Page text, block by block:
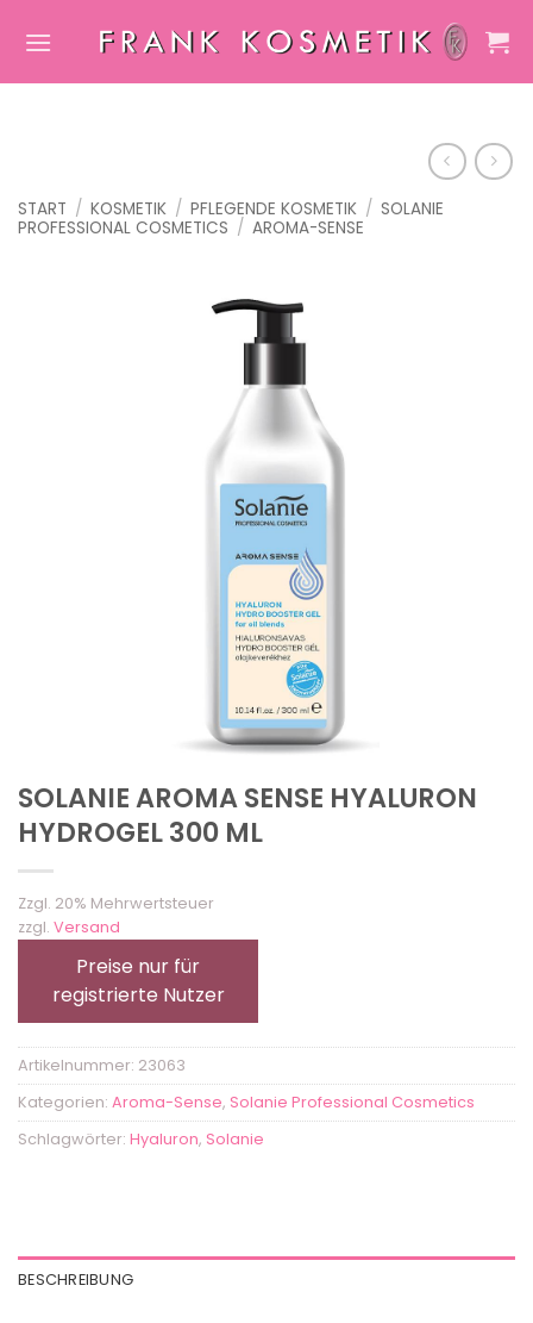
Inhalt
START / KOSMETIK / PFLEGENDE KOSMETIK / SOLANIE
PROFESSIONAL COSMETICS / AROMA-SENSE
SOLANIE AROMA SENSE HYALURON
HYDROGEL 300 ML
Zzgl. 20% Mehrwertsteuer
zzgl. Versand
Preise nur für
registrierte Nutzer
Artikelnummer: 23063
Kategorien: Aroma-Sense, Solanie Professional Cosmetics
Schlagwörter: Hyaluron, Solanie
BESCHREIBUNG